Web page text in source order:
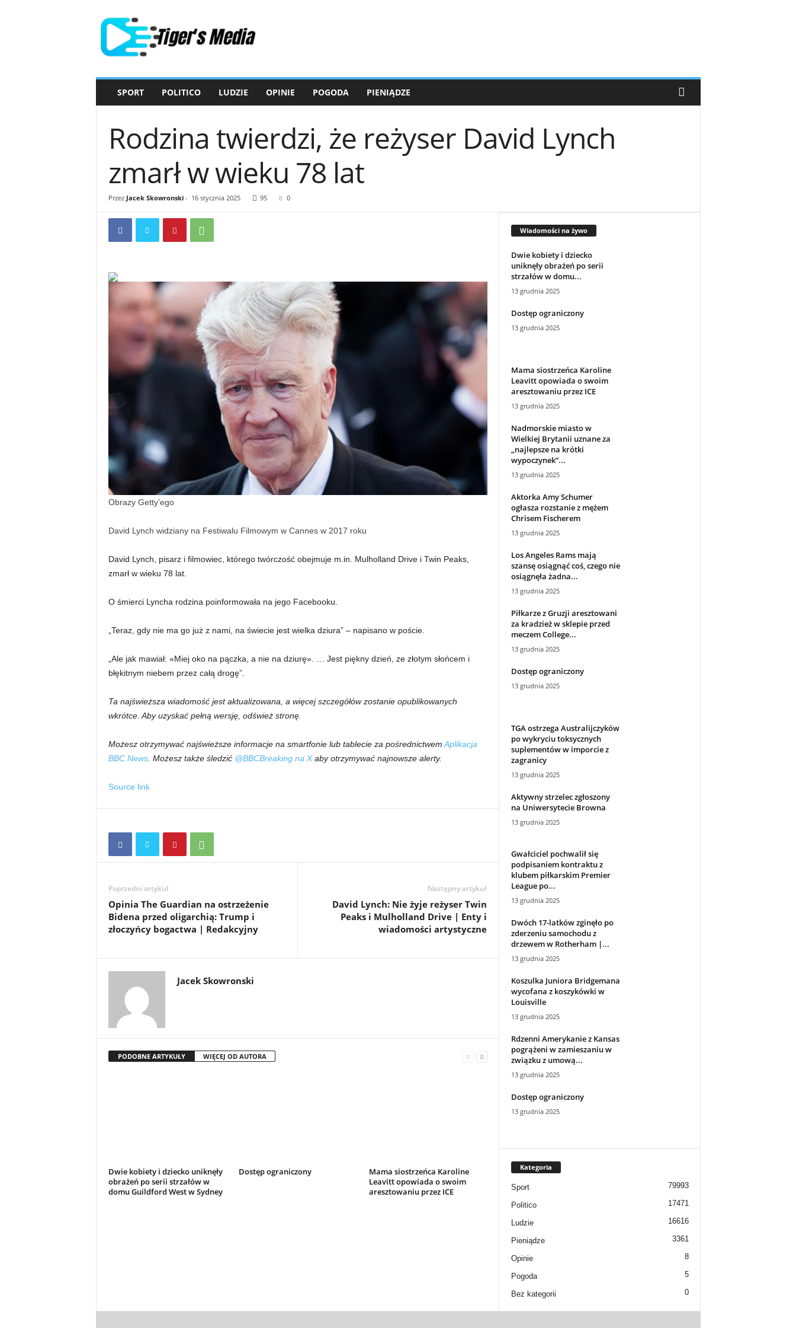
SPORT POLITICO LUDZIE OPINIE POGODA PIENIĄDZE
Rodzina twierdzi, że reżyser David Lynch
zmarł w wieku 78 lat
Przez Jacek Skowronski- 16 stycznia 2025 95 0
Obrazy Getty’ego
David Lynch widziany na Festiwalu Filmowym w Cannes w 2017 roku
David Lynch, pisarz i filmowiec, którego twórczość obejmuje m.in. Mulholland Drive i Twin Peaks,
zmarł w wieku 78 lat.
O śmierci Lyncha rodzina poinformowała na jego Facebooku.
„Teraz, gdy nie ma go już z nami, na świecie jest wielka dziura” – napisano w poście.
„Ale jak mawiał: «Miej oko na pączka, a nie na dziurę». … Jest piękny dzień, ze złotym słońcem i
błękitnym niebem przez całą drogę”.
Ta najświeższa wiadomość jest aktualizowana, a więcej szczegółów zostanie opublikowanych
wkrótce. Aby uzyskać pełną wersję, odśwież stronę.
Możesz otrzymywać najświeższe informacje na smartfonie lub tablecie za pośrednictwem Aplikacja
BBC News. Możesz także śledzić @BBCBreaking na Xaby otrzymywać najnowsze alerty.
Source link
Poprzedni artykuł
Opinia The Guardian na ostrzeżenie
Bidena przed oligarchią: Trump i
złoczyńcy bogactwa | Redakcyjny
Następny artykuł
David Lynch: Nie żyje reżyser Twin
Peaks i Mulholland Drive | Enty i
wiadomości artystyczne
Jacek Skowronski
PODOBNE ARTYKUŁY WIĘCEJ OD AUTORA
Dwie kobiety i dziecko uniknęły
obrażeń po serii strzałów w
domu Guildford West w Sydney
Dostęp ograniczony
Mama siostrzeńca Karoline
Leavitt opowiada o swoim
aresztowaniu przez ICE
Wiadomości na żywo
Dwie kobiety i dziecko
uniknęły obrażeń po serii
strzałów w domu...
13 grudnia 2025
Dostęp ograniczony
13 grudnia 2025
Mama siostrzeńca Karoline
Leavitt opowiada o swoim
aresztowaniu przez ICE
13 grudnia 2025
Nadmorskie miasto w
Wielkiej Brytanii uznane za
„najlepsze na krótki
wypoczynek”...
13 grudnia 2025
Aktorka Amy Schumer
ogłasza rozstanie z mężem
Chrisem Fischerem
13 grudnia 2025
Los Angeles Rams mają
szansę osiągnąć coś, czego nie
osiągnęła żadna...
13 grudnia 2025
Piłkarze z Gruzji aresztowani
za kradzież w sklepie przed
meczem College...
13 grudnia 2025
Dostęp ograniczony
13 grudnia 2025
TGA ostrzega Australijczyków
po wykryciu toksycznych
suplementów w imporcie z
zagranicy
13 grudnia 2025
Aktywny strzelec zgłoszony
na Uniwersytecie Browna
13 grudnia 2025
Gwałciciel pochwalił się
podpisaniem kontraktu z
klubem piłkarskim Premier
League po...
13 grudnia 2025
Dwóch 17-latków zginęło po
zderzeniu samochodu z
drzewem w Rotherham |...
13 grudnia 2025
Koszulka Juniora Bridgemana
wycofana z koszykówki w
Louisville
13 grudnia 2025
Rdzenni Amerykanie z Kansas
pogrążeni w zamieszaniu w
związku z umową...
13 grudnia 2025
Dostęp ograniczony
13 grudnia 2025
Kategoria
Sport 79993
Politico 17471
Ludzie 16616
Pieniądze 3361
Opinie 8
Pogoda 5
Bez kategorii 0